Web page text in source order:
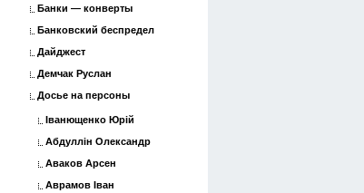
Банки — конверты
Банковский беспредел
Дайджест
Демчак Руслан
Досье на персоны
Іванющенко Юрій
Абдуллін Олександр
Аваков Арсен
Аврамов Іван